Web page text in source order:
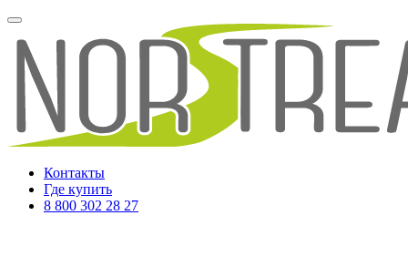
Контакты
Где купить
8 800 302 28 27